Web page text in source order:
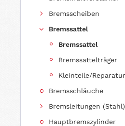
Bremsscheiben
Bremssattel
Bremssattel
Bremssattelträger
Bremsschläuche
Bremsleitungen (Stahl)
Hauptbremszylinder